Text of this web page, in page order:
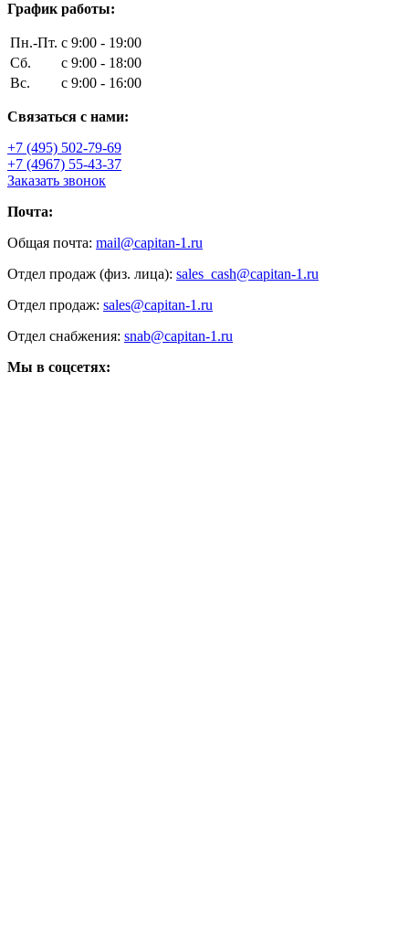
График работы:
Пн.-Пт. с 9:00 - 19:00
Сб.
с 9:00 - 18:00
Вс.
с 9:00 - 16:00
Связаться с нами:
+7 (495) 502-79-69
+7 (4967) 55-43-37
Заказать звонок
Почта:
Общая почта: mail@capitan-1.ru
Отдел продаж (физ. лица): sales_cash@capitan-1.ru
Отдел продаж: sales@capitan-1.ru
Отдел снабжения: snab@capitan-1.ru
Мы в соцсетях: